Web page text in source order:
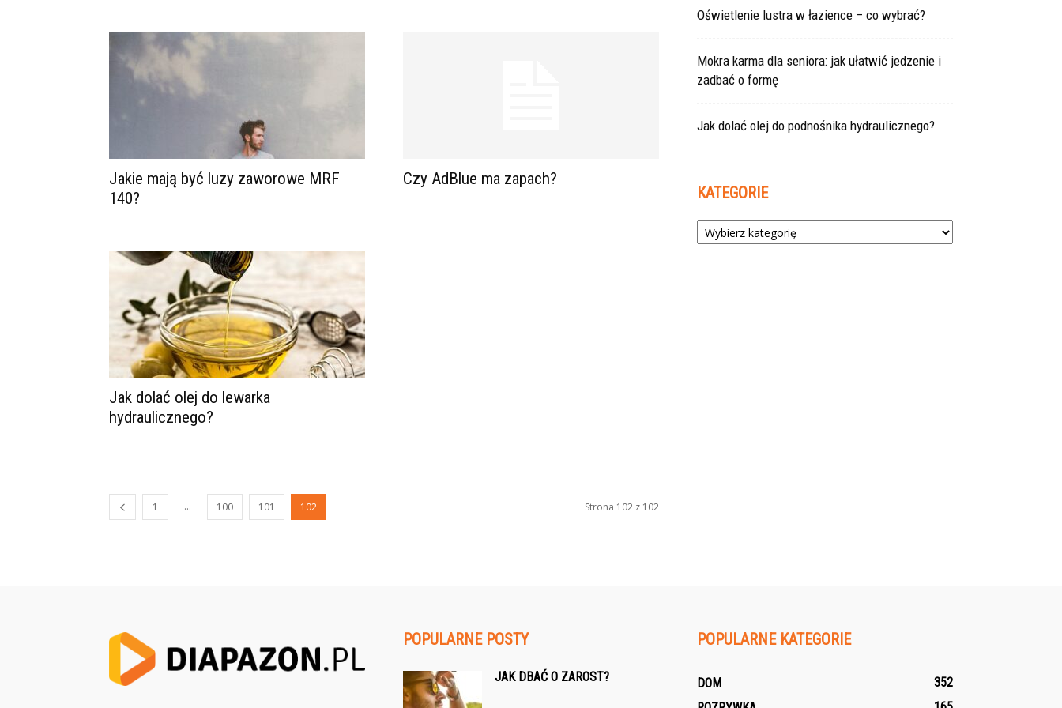
Jakie mają być luzy zaworowe MRF
140?
Czy AdBlue ma zapach?
Jak dolać olej do lewarka
hydraulicznego?
1 ... 100 101 102 Strona 102 z 102
Oświetlenie lustra w łazience – co wybrać?
Mokra karma dla seniora: jak ułatwić jedzenie i
zadbać o formę
Jak dolać olej do podnośnika hydraulicznego?
KATEGORIE
Kategorie
POPULARNE POSTY
JAK DBAĆ O ZAROST?
POPULARNE KATEGORIE
DOM
352